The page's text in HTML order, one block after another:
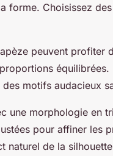
forme. Choisissez
peuvent profiter
motifs audacieux
une morphologie en
pour affiner les
naturel de la